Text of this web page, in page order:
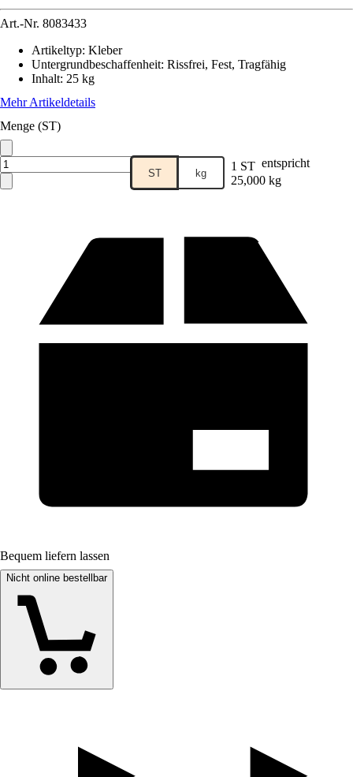
Art.-Nr. 8083433
Artikeltyp: Kleber
Untergrundbeschaffenheit: Rissfrei, Fest, Tragfähig
Inhalt: 25 kg
Mehr Artikeldetails
Menge (ST)
ST kg 1 ST entspricht
25,000 kg
Bequem liefern lassen
Nicht online bestellbar